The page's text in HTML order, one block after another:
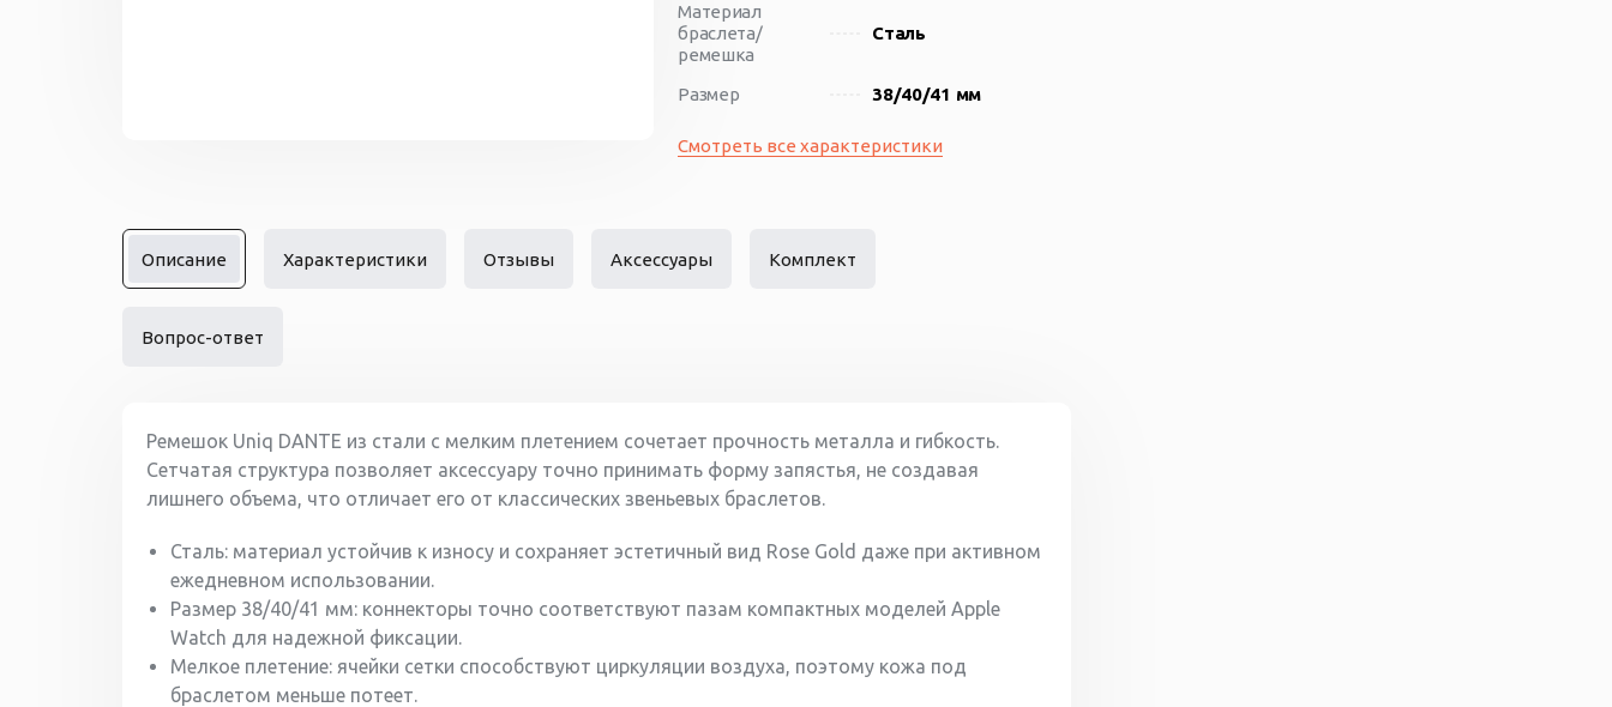
Материал
браслета/
ремешка
Сталь
Размер 38/40/41 мм
Смотреть все характеристики
Описание Характеристики Отзывы Аксессуары Комплект
Вопрос-ответ
Ремешок Uniq DANTE из стали с мелким плетением сочетает прочность металла и гибкость.
Сетчатая структура позволяет аксессуару точно принимать форму запястья, не создавая
лишнего объема, что отличает его от классических звеньевых браслетов.
Сталь: материал устойчив к износу и сохраняет эстетичный вид Rose Gold даже при активном
ежедневном использовании.
Размер 38/40/41 мм: коннекторы точно соответствуют пазам компактных моделей Apple
Watch для надежной фиксации.
Мелкое плетение: ячейки сетки способствуют циркуляции воздуха, поэтому кожа под
браслетом меньше потеет.